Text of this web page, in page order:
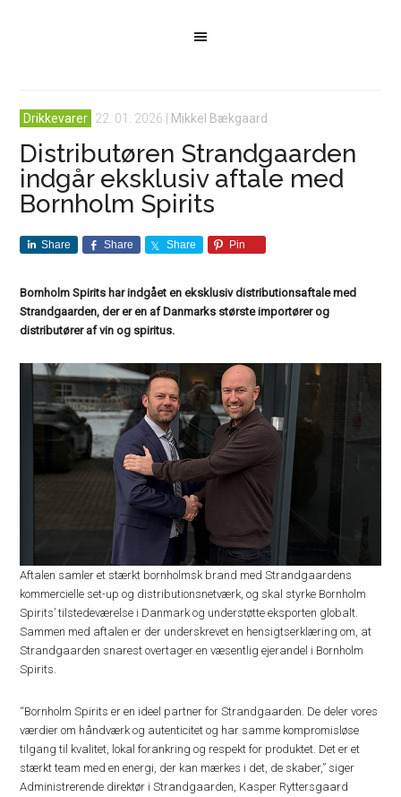
Drikkevarer 22. 01. 2026 Mikkel Bækgaard
Distributøren Strandgaarden
indgår eksklusiv aftale med
Bornholm Spirits
Share Share Share Pin
Bornholm Spirits har indgået en eksklusiv distributionsaftale med
Strandgaarden, der er en af Danmarks største importører og
distributører af vin og spiritus.
Aftalen samler et stærkt bornholmsk brand med Strandgaardens
kommercielle set-up og distributionsnetværk, og skal styrke Bornholm
Spirits’ tilstedeværelse i Danmark og understøtte eksporten globalt.
Sammen med aftalen er der underskrevet en hensigtserklæring om, at
Strandgaarden snarest overtager en væsentlig ejerandel i Bornholm
Spirits.
“Bornholm Spirits er en ideel partner for Strandgaarden. De deler vores
værdier om håndværk og autenticitet og har samme kompromisløse
tilgang til kvalitet, lokal forankring og respekt for produktet. Det er et
stærkt team med en energi, der kan mærkes i det, de skaber,” siger
Administrerende direktør i Strandgaarden, Kasper Ryttersgaard